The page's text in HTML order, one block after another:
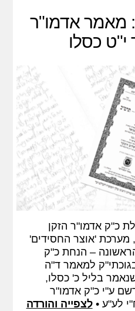
מאמר אדמו"ר
כסלו
כ"ק אדמו"ר הזקן
'אוצר החסידים'
– הנחת כ"ק
למאמר ד"ה
בליל כ' כסלו,
ע"י כ"ק אדמו"ר
לע"ע •לצפייה והורדה